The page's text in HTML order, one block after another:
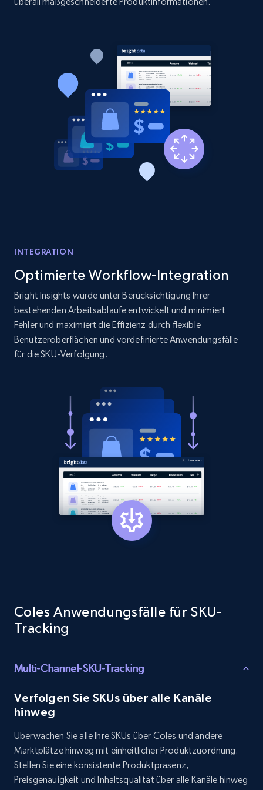
specified keywords
URL, Product id, Listing inventory id, Title, Rating,
Reviews count shop, Reviews count item, Initial
price, and more.
322+ Jetzt anfangen
Etsy - Collects data from shop's URL
Amazon products search
Asin, URL, Name, Sponsored, Initial price, Final
price, Currency, Sold, and more.
URL, Product id, Title, Product description,
Rating, Reviews count, Initial price, Discount,
and more.
1.3K+ 175+ Jetzt anfangen
URL, Product id, Title, Product description,
Rating, Reviews count, Initial price, Discount,
and more.
1.3K+ 175+
Target - Discover products by category url
URL, Product id, Title, Product description,
Rating, Reviews count, Initial price, Discount,
and more.
INTEGRATION
Optimierte Workflow-Integration
Bright Insights wurde unter Berücksichtigung Ihrer
bestehenden Arbeitsabläufe entwickelt und minimiert
Fehler und maximiert die Effizienz durch flexible
Benutzeroberflächen und vordefinierte Anwendungsfälle
für die SKU-Verfolgung.
Coles Anwendungsfälle für SKU-
Tracking
Multi-Channel-SKU-Tracking
Verfolgen Sie SKUs über alle Kanäle
hinweg
Überwachen Sie alle Ihre SKUs über Coles und andere
Marktplätze hinweg mit einheitlicher Produktzuordnung.
Stellen Sie eine konsistente Produktpräsenz,
Preisgenauigkeit und Inhaltsqualität über alle Kanäle hinweg